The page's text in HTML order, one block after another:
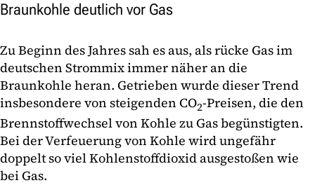
Braunkohle deutlich vor Gas
Zu Beginn des Jahres sah es aus, als rücke Gas im
deutschen Strommix immer näher an die
Braunkohle heran. Getrieben wurde dieser Trend
insbesondere von steigenden CO2-Preisen, die den
Brennstoffwechsel von Kohle zu Gas begünstigten.
Bei der Verfeuerung von Kohle wird ungefähr
doppelt so viel Kohlenstoffdioxid ausgestoßen wie
bei Gas.